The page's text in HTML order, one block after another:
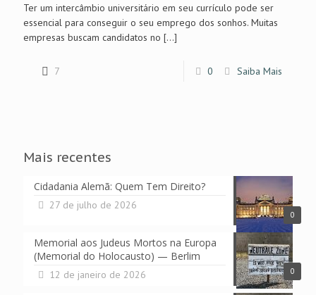
Ter um intercâmbio universitário em seu currículo pode ser
essencial para conseguir o seu emprego dos sonhos. Muitas
empresas buscam candidatos no […]
7 0 Saiba Mais
Mais recentes
0
Cidadania Alemã: Quem Tem Direito?
27 de julho de 2026
0
Memorial aos Judeus Mortos na Europa
(Memorial do Holocausto) — Berlim
12 de janeiro de 2026